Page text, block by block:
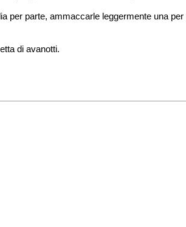
per parte, ammaccarle leggermente una
di avanotti.